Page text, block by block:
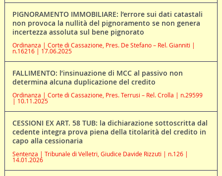
PIGNORAMENTO IMMOBILIARE: l’errore sui dati catastali
non provoca la nullità del pignoramento se non genera
incertezza assoluta sul bene pignorato
Ordinanza | Corte di Cassazione, Pres. De Stefano – Rel. Gianniti |
n.16216 | 17.06.2025
FALLIMENTO: l’insinuazione di MCC al passivo non
determina alcuna duplicazione del credito
Ordinanza | Corte di Cassazione, Pres. Terrusi – Rel. Crolla | n.29599
| 10.11.2025
CESSIONI EX ART. 58 TUB: la dichiarazione sottoscritta dal
cedente integra prova piena della titolarità del credito in
capo alla cessionaria
Sentenza | Tribunale di Velletri, Giudice Davide Rizzuti | n.126 |
14.01.2026